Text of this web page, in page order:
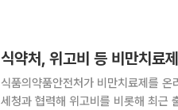
식약처, 위고비 등 비만치료
식품의약품안전처가 비만치료제를 온라인
세청과 협력해 위고비를 비롯해 최근